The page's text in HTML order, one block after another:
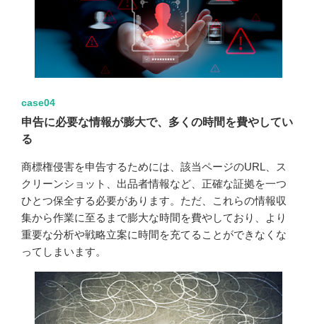
case04
申告に必要な情報が膨大で、多くの時間を費やしてい
る
商標権侵害を申告するためには、該当ページのURL、ス
クリーンショット、出品者情報など、正確な証拠を一つ
ひとつ保全する必要があります。ただ、これらの情報収
集から作業に至るまで膨大な時間を費やしており、より
重要な分析や戦略立案に時間を充てることができなくな
ってしまいます。